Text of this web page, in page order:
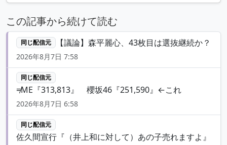
この記事から続けて読む
同じ配信元 【議論】森平麗心、43枚目は選抜継続か？
2026年8月7日 7:58
同じ配信元
≠ME『313,813』 櫻坂46『251,590』←これ
2026年8月7日 6:58
同じ配信元
佐久間宣行『（井上和に対して）あの子売れますよ』